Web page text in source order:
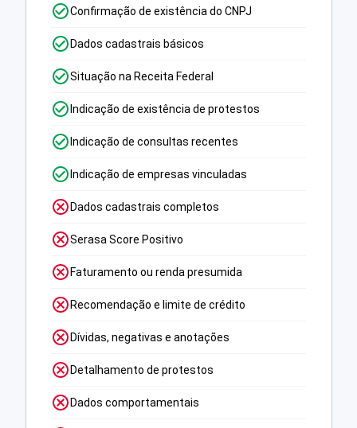
Confirmação de existência do CNPJ
Dados cadastrais básicos
Situação na Receita Federal
Indicação de existência de protestos
Indicação de consultas recentes
Indicação de empresas vinculadas
Dados cadastrais completos
Serasa Score Positivo
Faturamento ou renda presumida
Recomendação e limite de crédito
Dívidas, negativas e anotações
Detalhamento de protestos
Dados comportamentais